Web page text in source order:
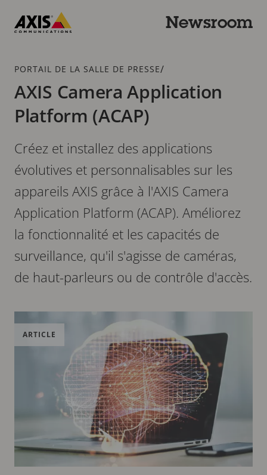
contenu
Newsroom
Fil
PORTAIL DE LA SALLE DE PRESSE/
AXIS Camera Application
Platform (ACAP)
Créez et installez des applications
évolutives et personnalisables sur les
appareils AXIS grâce à l'AXIS Camera
Application Platform (ACAP). Améliorez
la fonctionnalité et les capacités de
surveillance, qu'il s'agisse de caméras,
de haut-parleurs ou de contrôle d'accès.
ARTICLE